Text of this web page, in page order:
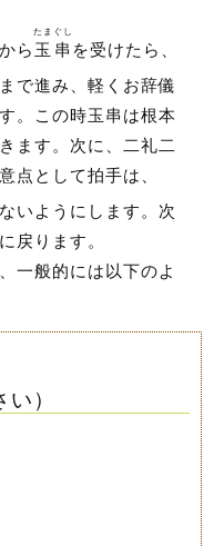
ら玉串
たまぐし
を受けたら、
で進み、軽くお辞儀
。この時玉串は根本
ます。次に、二礼二
点として拍手は、
いようにします。次
戻ります。
一般的には以下のよ
）